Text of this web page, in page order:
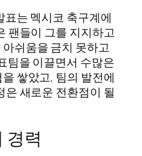
표는 멕시코 축구계에
팬들이 그를 지지하고
쉬움을 금치 못하고
팀을 이끌면서 수많은
쌓았고, 팀의 발전에
새로운 전환점이 될
경력